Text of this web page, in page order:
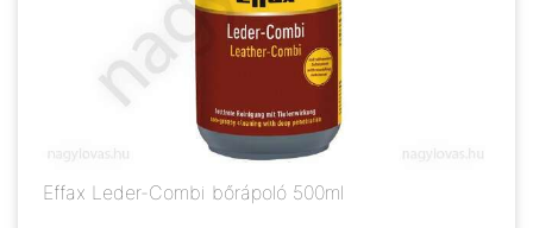
Effax Leder-Combi bőrápoló 500ml